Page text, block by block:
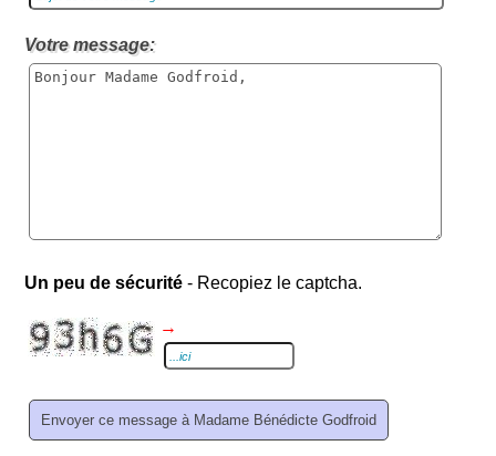
Votre message:
Un peu de sécurité - Recopiez le captcha.
→